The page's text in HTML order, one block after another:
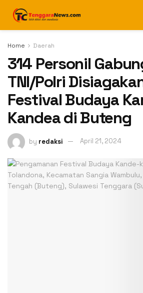
Home Daerah
314 Personil
TNI/Polri
Festival Budaya
Kandea di Buteng
by redaksi April 21, 2024